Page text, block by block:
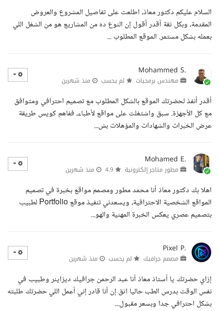
السلام عليكم دكتور معاذ، اطلعت على تفاصيل المشروع والعروض
المقدمة، وبكل ثقة أقدر أقول إن النوع ده من المشاريع هو من الشغل اللي
بعمله بشكل مستمر. الموقع المطلوب ...
Mohammed S.
مهندس برمجيات لم يحسب منذ شهرين
أقدر أنفذ لحضرتك الموقع بالشكل المطلوب مع تصميم احترافي ومتوافق
مع كل الأجهزة. سبق واشتغلت على مواقع لأطباء، ففاهم كويس طريقة
عرض الخبرات والشهادات والمؤهلات بش...
Mohamed E.
مطور متاجر إلكترونية منذ شهرين
اهلا بك دكتور معاذ أنا محمد مطور ومصمم مواقع بخبرة في تصميم
المواقع الشخصية الاحترافية، ويسعدني تنفيذ موقع Portfolio لطبيب
بتصميم عصري يعكس الخبرة المهنية والهو...
Pixel P.
مصمم جرافيك لم يحسب منذ شهرين
إزاي حضرتك يا أستاذ معاذ أنا عبد الرحمن جرافيك ديزاينر وطبيب في
نفس الوقت بدرس الطب حاليا اثق إن أنا قادر إني أعمل اللي حضرتك طلبته
بشكل احترافي جدا وبسعر مقبول...